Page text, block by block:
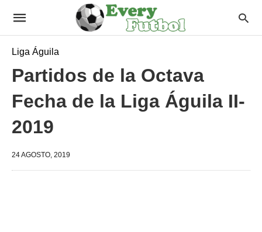
Liga Águila
Partidos de la Octava
Fecha de la Liga Águila II-
2019
24 AGOSTO, 2019